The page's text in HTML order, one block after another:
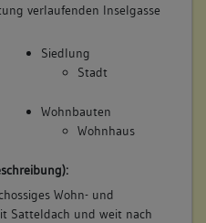
im Rahmen der
verlaufenden Inselgasse
Siedlung
Stadt
Wohnbauten
Wohnhaus
Wohn- und
Satteldach und weit nach